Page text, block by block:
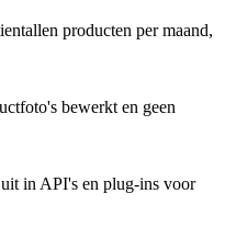
producten per maand,
bewerkt en geen
in API's en plug-ins voor